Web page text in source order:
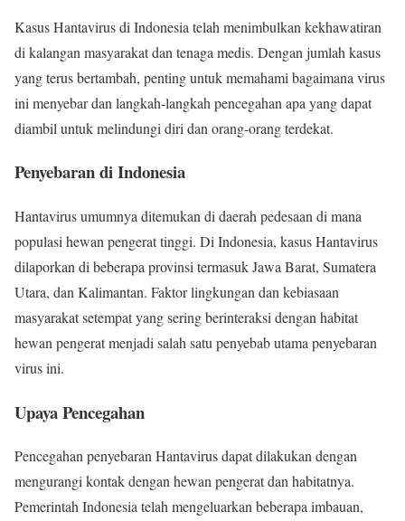
Kasus Hantavirus di Indonesia telah menimbulkan kekhawatiran
di kalangan masyarakat dan tenaga medis. Dengan jumlah kasus
yang terus bertambah, penting untuk memahami bagaimana virus
ini menyebar dan langkah-langkah pencegahan apa yang dapat
diambil untuk melindungi diri dan orang-orang terdekat.
Penyebaran di Indonesia
Hantavirus umumnya ditemukan di daerah pedesaan di mana
populasi hewan pengerat tinggi. Di Indonesia, kasus Hantavirus
dilaporkan di beberapa provinsi termasuk Jawa Barat, Sumatera
Utara, dan Kalimantan. Faktor lingkungan dan kebiasaan
masyarakat setempat yang sering berinteraksi dengan habitat
hewan pengerat menjadi salah satu penyebab utama penyebaran
virus ini.
Upaya Pencegahan
Pencegahan penyebaran Hantavirus dapat dilakukan dengan
mengurangi kontak dengan hewan pengerat dan habitatnya.
Pemerintah Indonesia telah mengeluarkan beberapa imbauan,